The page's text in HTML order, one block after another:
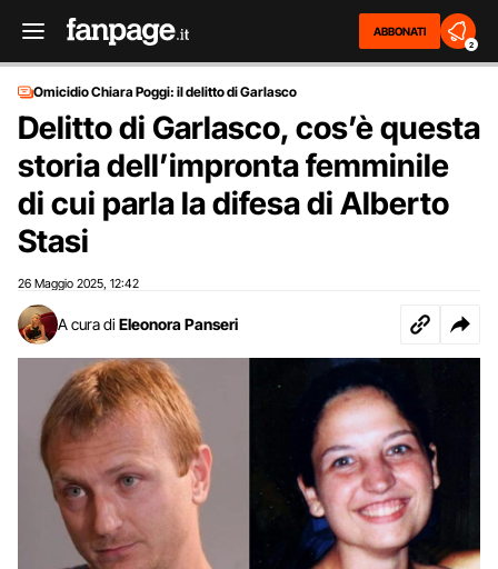
ABBONATI
2
Omicidio Chiara Poggi: il delitto di Garlasco
Delitto di Garlasco, cos’è questa
storia dell’impronta femminile
di cui parla la difesa di Alberto
Stasi
26 Maggio 2025 12:42
A cura di Eleonora Panseri